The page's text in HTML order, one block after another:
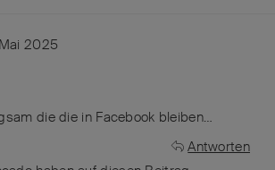
2025
die die in Facebook bleiben…
Antworten